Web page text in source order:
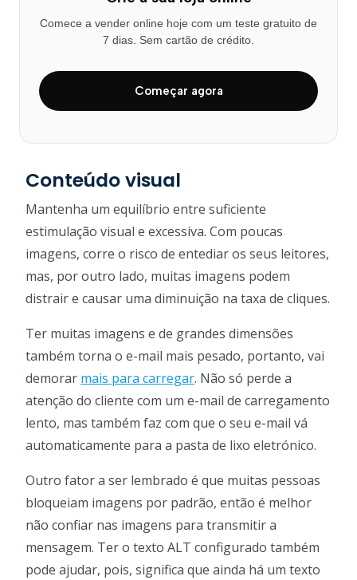
Comece a vender online hoje com um teste gratuito de
7 dias. Sem cartão de crédito.
Começar agora
Conteúdo visual
Mantenha um equilíbrio entre suficiente
estimulação visual e excessiva. Com poucas
imagens, corre o risco de entediar os seus leitores,
mas, por outro lado, muitas imagens podem
distrair e causar uma diminuição na taxa de cliques.
Ter muitas imagens e de grandes dimensões
também torna o e-mail mais pesado, portanto, vai
demorar mais para carregar. Não só perde a
atenção do cliente com um e-mail de carregamento
lento, mas também faz com que o seu e-mail vá
automaticamente para a pasta de lixo eletrónico.
Outro fator a ser lembrado é que muitas pessoas
bloqueiam imagens por padrão, então é melhor
não confiar nas imagens para transmitir a
mensagem. Ter o texto ALT configurado também
pode ajudar, pois, significa que ainda há um texto